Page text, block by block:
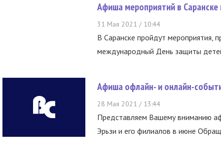
Афиша мероприятий в
31 Мая 2021 / 10:44
В Саранске пройдут
международный День защиты
Афиша офлайн- и онлайн-
28 Мая 2021 / 13:44
Представляем Вашему вниманию
Эрьзи и его филиалов в июне